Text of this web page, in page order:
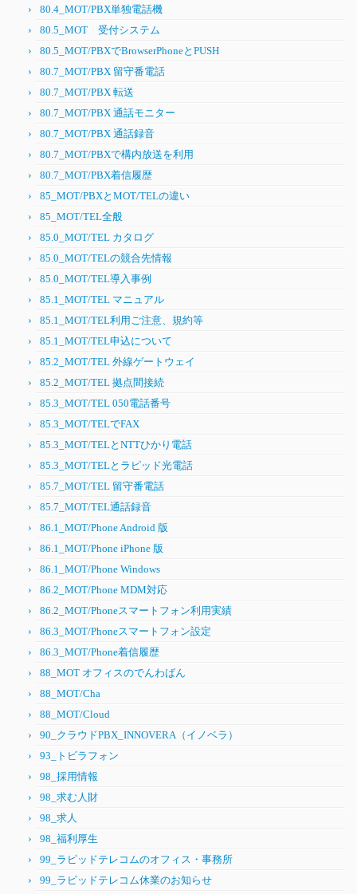
80.4_MOT/PBX単独電話機
80.5_MOT 受付システム
80.5_MOT/PBXでBrowserPhoneとPUSH
80.7_MOT/PBX 留守番電話
80.7_MOT/PBX 転送
80.7_MOT/PBX 通話モニター
80.7_MOT/PBX 通話録音
80.7_MOT/PBXで構内放送を利用
80.7_MOT/PBX着信履歴
85_MOT/PBXとMOT/TELの違い
85_MOT/TEL全般
85.0_MOT/TEL カタログ
85.0_MOT/TELの競合先情報
85.0_MOT/TEL導入事例
85.1_MOT/TEL マニュアル
85.1_MOT/TEL利用ご注意、規約等
85.1_MOT/TEL申込について
85.2_MOT/TEL 外線ゲートウェイ
85.2_MOT/TEL 拠点間接続
85.3_MOT/TEL 050電話番号
85.3_MOT/TELでFAX
85.3_MOT/TELとNTTひかり電話
85.3_MOT/TELとラピッド光電話
85.7_MOT/TEL 留守番電話
85.7_MOT/TEL通話録音
86.1_MOT/Phone Android 版
86.1_MOT/Phone iPhone 版
86.1_MOT/Phone Windows
86.2_MOT/Phone MDM対応
86.2_MOT/Phoneスマートフォン利用実績
86.3_MOT/Phoneスマートフォン設定
86.3_MOT/Phone着信履歴
88_MOT オフィスのでんわばん
88_MOT/Cha
88_MOT/Cloud
90_クラウドPBX_INNOVERA（イノベラ）
93_トビラフォン
98_採用情報
98_求む人財
98_求人
98_福利厚生
99_ラピッドテレコムのオフィス・事務所
99_ラピッドテレコム休業のお知らせ